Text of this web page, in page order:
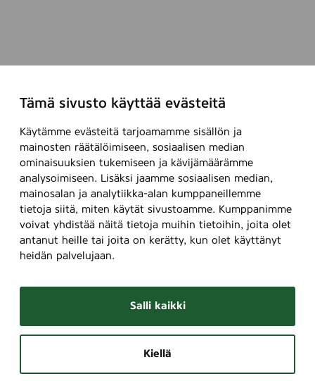
Tämä sivusto käyttää evästeitä
Käytämme evästeitä tarjoamamme sisällön ja
mainosten räätälöimiseen, sosiaalisen median
ominaisuuksien tukemiseen ja kävijämäärämme
analysoimiseen. Lisäksi jaamme sosiaalisen median,
mainosalan ja analytiikka-alan kumppaneillemme
tietoja siitä, miten käytät sivustoamme. Kumppanimme
voivat yhdistää näitä tietoja muihin tietoihin, joita olet
antanut heille tai joita on kerätty, kun olet käyttänyt
heidän palvelujaan.
Salli kaikki
Kiellä